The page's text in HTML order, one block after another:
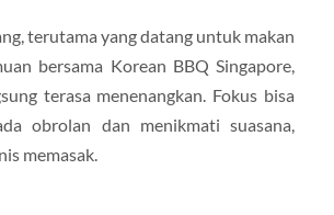
terutama yang datang untuk makan
bersama Korean BBQ Singapore,
terasa menenangkan. Fokus bisa
obrolan dan menikmati suasana,
memasak.